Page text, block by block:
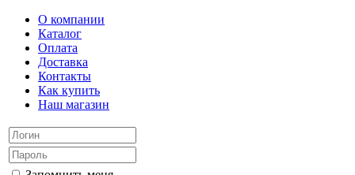
О компании
Каталог
Оплата
Доставка
Контакты
Как купить
Наш магазин